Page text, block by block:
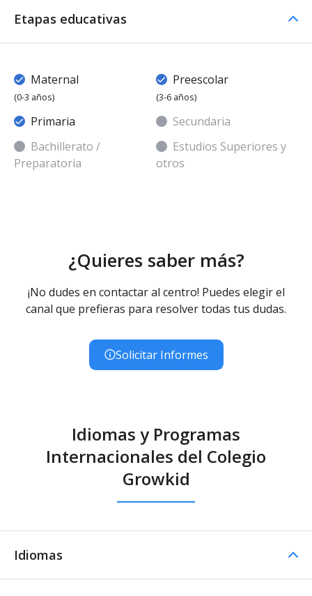
Etapas educativas
Maternal
(0-3 años)
Preescolar
(3-6 años)
Primaria
Secundaria
Bachillerato /
Preparatoria
Estudios Superiores y
otros
¿Quieres saber más?
¡No dudes en contactar al centro! Puedes elegir el
canal que prefieras para resolver todas tus dudas.
Solicitar Informes
Idiomas y Programas
Internacionales del Colegio
Growkid
Idiomas